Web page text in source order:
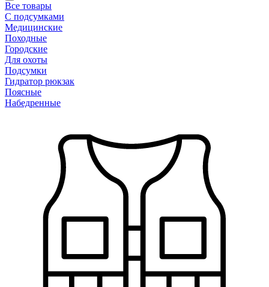
Все товары
С подсумками
Медицинские
Походные
Городские
Для охоты
Подсумки
Гидратор рюкзак
Поясные
Набедренные